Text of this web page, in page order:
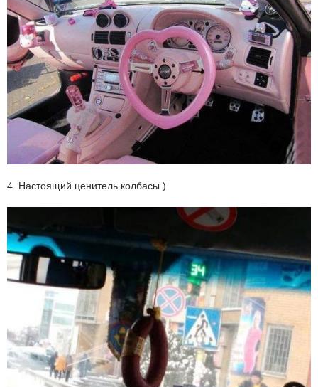
4. Настоящий ценитель колбасы )